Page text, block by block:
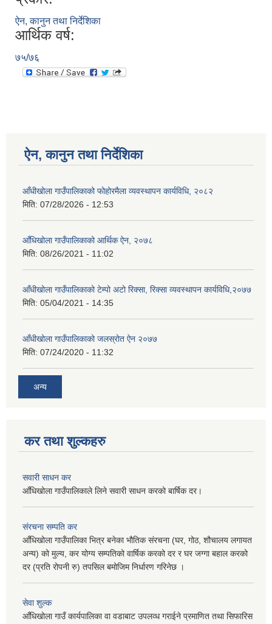
ऐन, कानुन तथा निर्देशिका
आर्थिक वर्ष:
७५/७६
ऐन, कानुन तथा निर्देशिका
आँधीखोला गाउँपालिकाको फोहोरमैला व्यवस्थापन कार्यविधि, २०८२
मिति: 07/28/2026 - 12:53
आँधिखोला गाउँपालिकाको आर्थिक ऐन, २०७८
मिति: 08/26/2021 - 11:02
आँधीखोला गाउँपालिकाको टेम्पो अटो रिक्सा, रिक्सा व्यवस्थापन कार्यविधि,२०७७
मिति: 05/04/2021 - 14:35
आँधीखोला गाउँपालिकाको जलस्रोत ऐन २०७७
मिति: 07/24/2020 - 11:32
अन्य
कर तथा शुल्कहरु
सवारी साधन कर
आँधिखोला गाउँपालिकाले लिने सवारी साधन करको बार्षिक दर।
संरचना सम्पति कर
आँधिखोला गाउँपालिका भित्र बनेका भौतिक संरचना (घर, गोठ, शौचालय लगायत
अन्य) को मुल्य, कर योग्य सम्पतिको वार्षिक करको दर र घर जग्गा बहाल करको
दर (प्रति रोपनी रु) तपसिल बमोजिम निर्धारण गरिनेछ ।
सेवा शुल्क
आँधिखोला गाउँ कार्यपालिका वा वडाबाट उपलव्ध गराईने प्रमाणित तथा सिफारिस